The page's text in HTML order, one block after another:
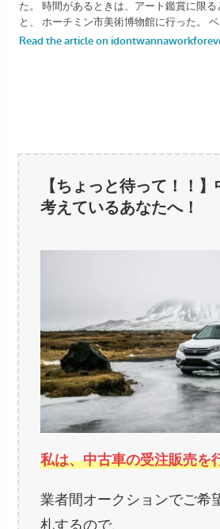
【ちょっと待って！！
考えているあなたへ！
私は、中古車の受注販売を
業者間オークションでご希
札するので、